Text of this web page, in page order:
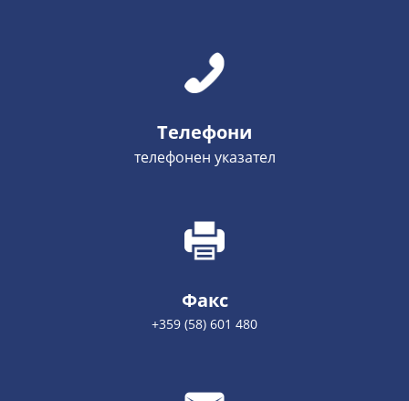
Телефони
телефонен указател
Факс
+359 (58) 601 480